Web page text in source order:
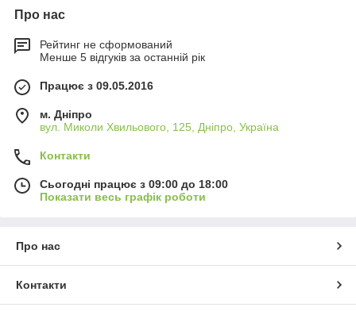
Про нас
Рейтинг не сформований
Менше 5 відгуків за останній рік
Працює з 09.05.2016
м. Дніпро
вул. Миколи Хвильового, 125, Дніпро, Україна
Контакти
Сьогодні працює з 09:00 до 18:00
Показати весь графік роботи
Про нас
Контакти